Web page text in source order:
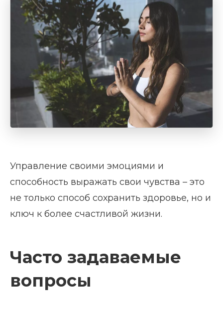
Управление своими эмоциями и
способность выражать свои чувства – это
не только способ сохранить здоровье, но и
ключ к более счастливой жизни.
Часто задаваемые
вопросы